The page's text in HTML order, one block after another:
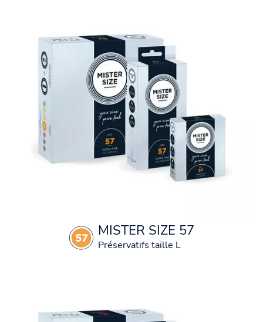
MISTER SIZE 57
Préservatifs taille L